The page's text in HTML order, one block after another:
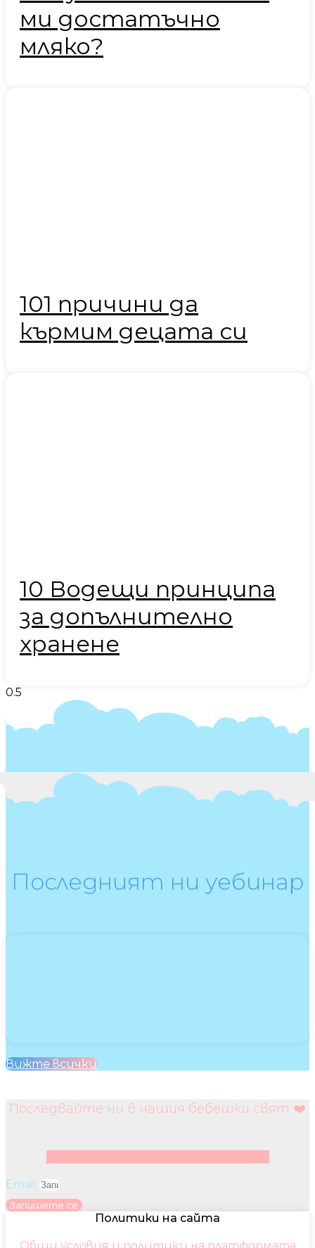
ми достатъчно
мляко?
101 причини да
кърмим децата си
10 Водещи принципа
за допълнително
хранене
Последният ни уебинар
Вижте всички
Последвайте ни в нашия бебешки свят ❤️
Email
Запишете се
Политики на сайта